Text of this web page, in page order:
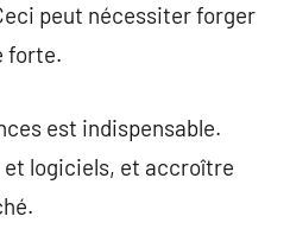
peut nécessiter forger
forte.
est indispensable.
et logiciels, et accroître